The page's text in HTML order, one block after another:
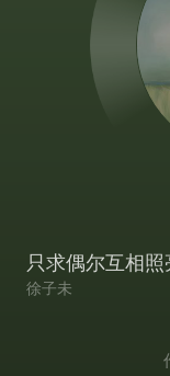
只求偶尔互相照
徐子未